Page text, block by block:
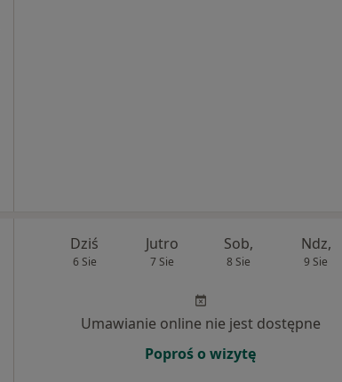
Dziś
6 Sie
Jutro
7 Sie
Sob,
8 Sie
Ndz,
9 Sie
Umawianie online nie jest dostępne
Poproś o wizytę